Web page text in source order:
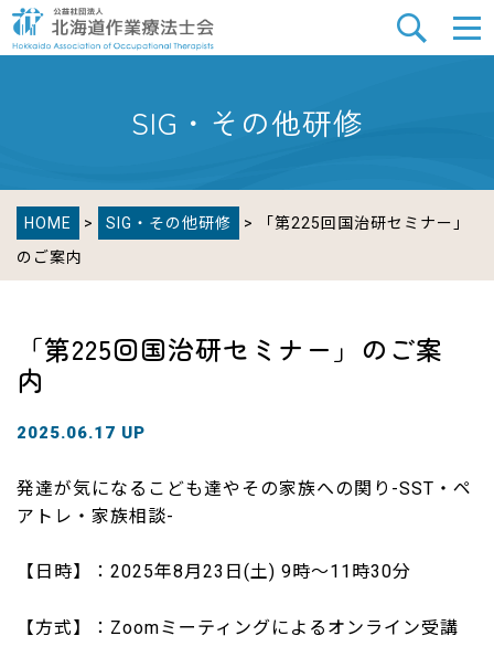
SIG・その他研修
HOME > SIG・その他研修
> 「第225回国治研セミナー」
のご案内
「第225回国治研セミナー」のご案
内
2025.06.17 UP
発達が気になるこども達やその家族への関り-SST・ペ
アトレ・家族相談-
【日時】：2025年8月23日(土) 9時～11時30分
【方式】：Zoomミーティングによるオンライン受講